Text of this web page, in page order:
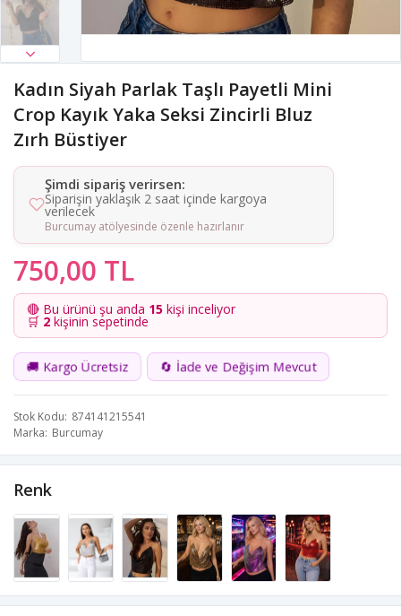
Kadın Siyah Parlak Taşlı Payetli Mini
Crop Kayık Yaka Seksi Zincirli Bluz
Zırh Büstiyer
Şimdi sipariş verirsen:
Siparişin yaklaşık 2 saat içinde kargoya
verilecek
Burcumay atölyesinde özenle hazırlanır
750,00 TL
🔴 Bu ürünü şu anda 15 kişi inceliyor
🛒 2 kişinin sepetinde
🚚 Kargo Ücretsiz 🔄 İade ve Değişim Mevcut
Stok Kodu 874141215541
Marka Burcumay
Renk